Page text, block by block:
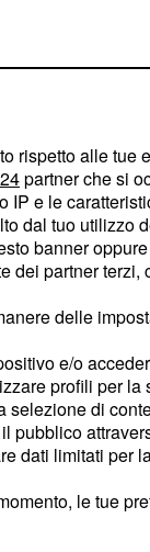
rispetto alle tue
partner che si
IP e le
dal tuo utilizzo
banner
dei partner
delle
e/o
profili per
di
pubblico
dati limitati per
le tue